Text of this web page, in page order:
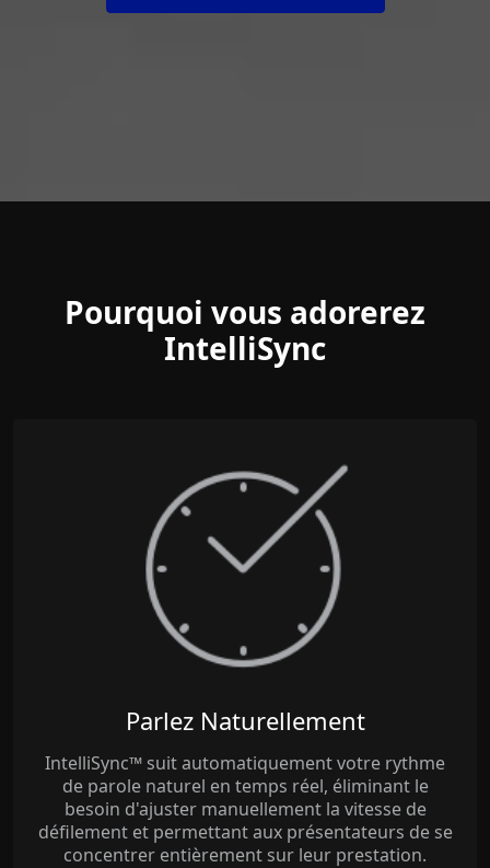
Pourquoi vous adorerez
IntelliSync
Parlez Naturellement
IntelliSync™ suit automatiquement votre rythme
de parole naturel en temps réel, éliminant le
besoin d'ajuster manuellement la vitesse de
défilement et permettant aux présentateurs de se
concentrer entièrement sur leur prestation.